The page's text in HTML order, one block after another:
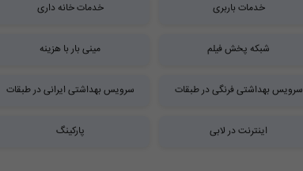
خدمات باربری خدمات خانه داری
شبکه پخش فیلم مینی بار با هزینه
سرویس بهداشتی فرنگی در طبقات سرویس بهداشتی ایرانی در طبقات
اینترنت در لابی پارکینگ